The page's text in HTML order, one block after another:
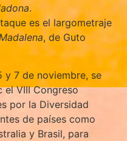
.
es el largometraje
, de Guto
y 7 de noviembre, se
el VIII Congreso
por la Diversidad
de países como
y Brasil, para